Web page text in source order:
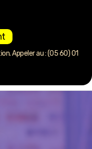
Appeler au : (05 60) 01